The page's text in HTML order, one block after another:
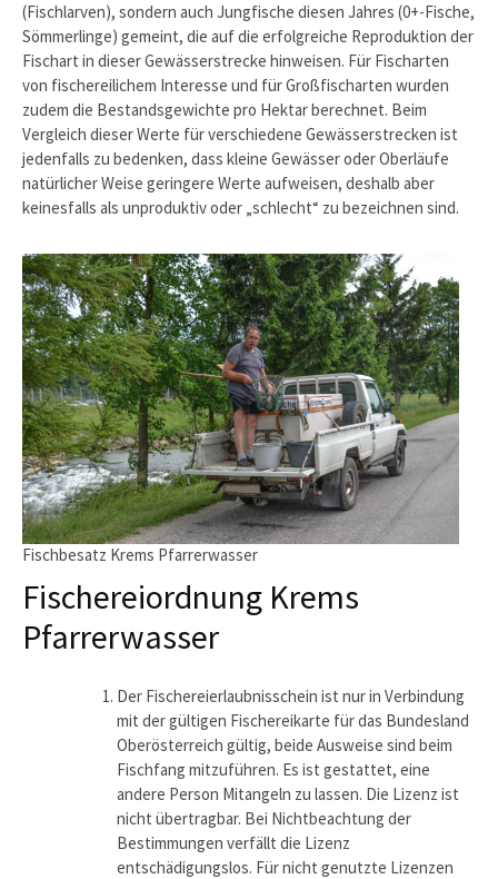
(Fischlarven), sondern auch Jungfische diesen Jahres (0+-Fische,
Sömmerlinge) gemeint, die auf die erfolgreiche Reproduktion der
Fischart in dieser Gewässerstrecke hinweisen. Für Fischarten
von fischereilichem Interesse und für Großfischarten wurden
zudem die Bestandsgewichte pro Hektar berechnet. Beim
Vergleich dieser Werte für verschiedene Gewässerstrecken ist
jedenfalls zu bedenken, dass kleine Gewässer oder Oberläufe
natürlicher Weise geringere Werte aufweisen, deshalb aber
keinesfalls als unproduktiv oder „schlecht“ zu bezeichnen sind.
Fischbesatz Krems Pfarrerwasser
Fischereiordnung Krems
Pfarrerwasser
Der Fischereierlaubnisschein ist nur in Verbindung
mit der gültigen Fischereikarte für das Bundesland
Oberösterreich gültig, beide Ausweise sind beim
Fischfang mitzuführen. Es ist gestattet, eine
andere Person Mitangeln zu lassen. Die Lizenz ist
nicht übertragbar. Bei Nichtbeachtung der
Bestimmungen verfällt die Lizenz
entschädigungslos. Für nicht genutzte Lizenzen